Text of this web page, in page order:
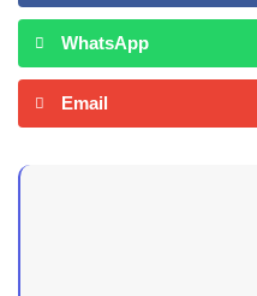
WhatsApp
Email